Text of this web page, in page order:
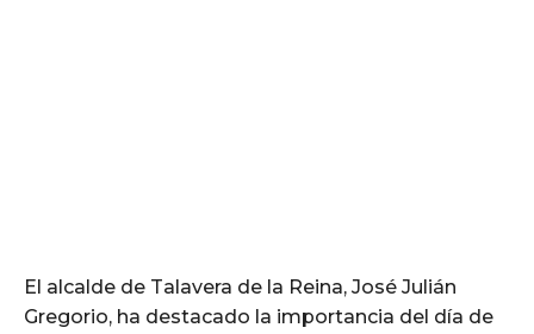
El alcalde de Talavera de la Reina, José Julián
Gregorio, ha destacado la importancia del día de